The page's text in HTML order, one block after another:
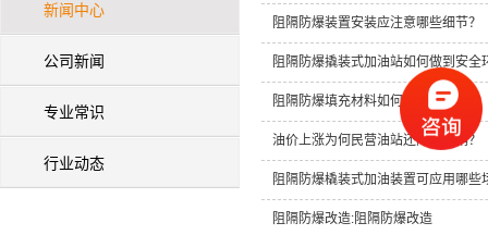
新闻中心
公司新闻
专业常识
行业动态
阻隔防爆装置安装应注意哪些细节？
阻隔防爆撬装式加油站如何做到安全
阻隔防爆填充材料如何选择？
油价上涨为何民营油站还降价促销？
阻隔防爆橇装式加油装置可应用哪些
阻隔防爆改造:阻隔防爆改造